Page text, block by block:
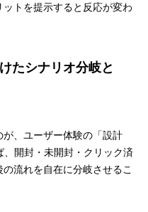
トを提示すると反応が変わ
たシナリオ分岐と
、ユーザー体験の「設計
開封・未開封・クリック済
流れを自在に分岐させるこ